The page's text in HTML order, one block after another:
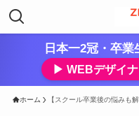
日本一2冠・卒
▶︎ WEBデザイ
ホーム 【スクール卒業後の悩みも